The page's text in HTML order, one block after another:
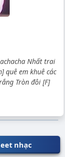
Nhất trai
quê em khuê các
Tròn đôi [F]
nhạc